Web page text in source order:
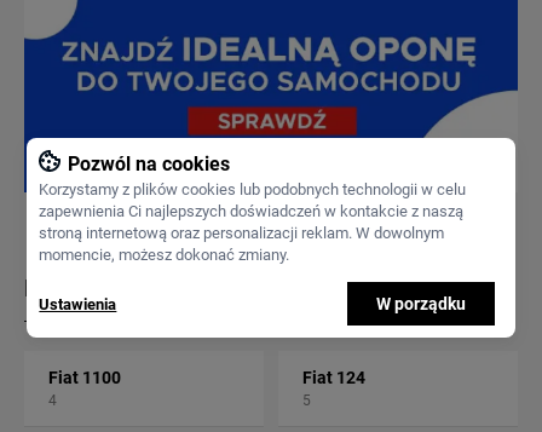
Fiat - inne modele
Fiat 1100
4
Fiat 124
5
Pozwól na cookies
Korzystamy z plików cookies lub podobnych technologii w celu
zapewnienia Ci najlepszych doświadczeń w kontakcie z naszą
stroną internetową oraz personalizacji reklam. W dowolnym
momencie, możesz dokonać zmiany.
Ustawienia W porządku